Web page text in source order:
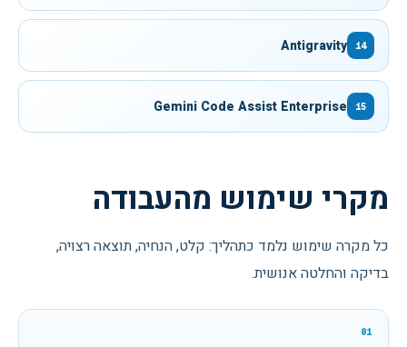
14
Antigravity
15
Gemini Code Assist Enterprise
מקרי שימוש מהעבודה
כל מקרה שימוש נלמד כתהליך: קלט, הנחיה, תוצאה רצויה,
בדיקה והחלטה אנושית.
01